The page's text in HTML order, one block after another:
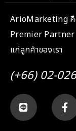
ArioMarketing คื
Premier Partner
แก่ลูกค้าของเรา
(+66) 02-